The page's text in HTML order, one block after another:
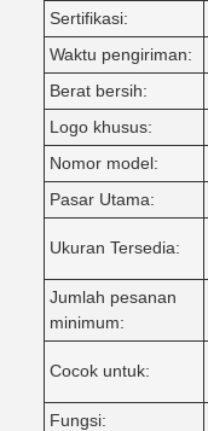
Sertifikasi:
Waktu pengiriman:
Berat bersih:
Logo khusus:
Nomor model:
Pasar Utama:
Ukuran Tersedia:
Jumlah pesanan
minimum:
Cocok untuk:
Fungsi: